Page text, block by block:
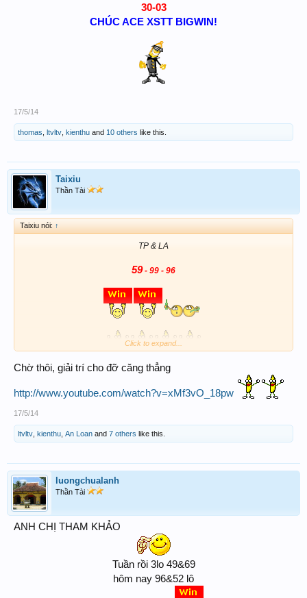
30-03
CHÚC ACE XSTT BIGWIN!
17/5/14
thomas ltvltv kienthu and 10 others like this.
Taixiu
Thần Tài
Taixiu nói: ↑
TP & LA
59- 99 - 96
" China get out "
____________________
Click to expand...
Chờ thôi, giải trí cho đỡ căng thẳng
http://www.youtube.com/watch?v=xMf3vO_18pw
17/5/14
ltvltv kienthu An Loan and 7 others like this.
luongchualanh
Thần Tài
ANH CHỊ THAM KHẢO
Tuần rồi 3lo 49&69
hôm nay 96&52 lô